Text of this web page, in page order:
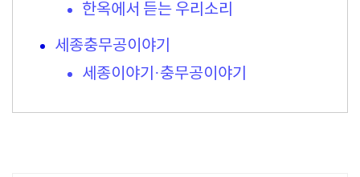
한옥에서 듣는 우리소리
세종충무공이야기
세종이야기·충무공이야기